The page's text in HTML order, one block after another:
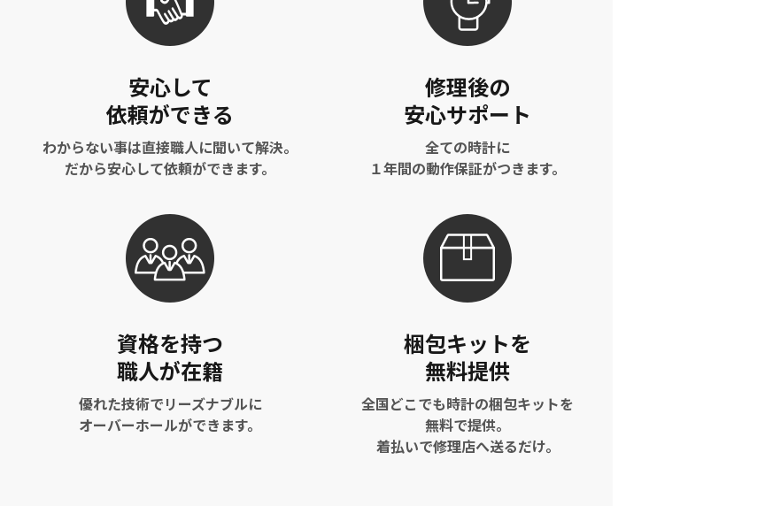
安心して
依頼ができる
わからない事は直接職人に聞いて解決。
だから安心して依頼ができます。
修理後の
安心サポート
全ての時計に
１年間の動作保証がつきます。
資格を持つ
職人が在籍
優れた技術でリーズナブルに
オーバーホールができます。
梱包キットを
無料提供
全国どこでも時計の梱包キットを
無料で提供。
着払いで修理店へ送るだけ。